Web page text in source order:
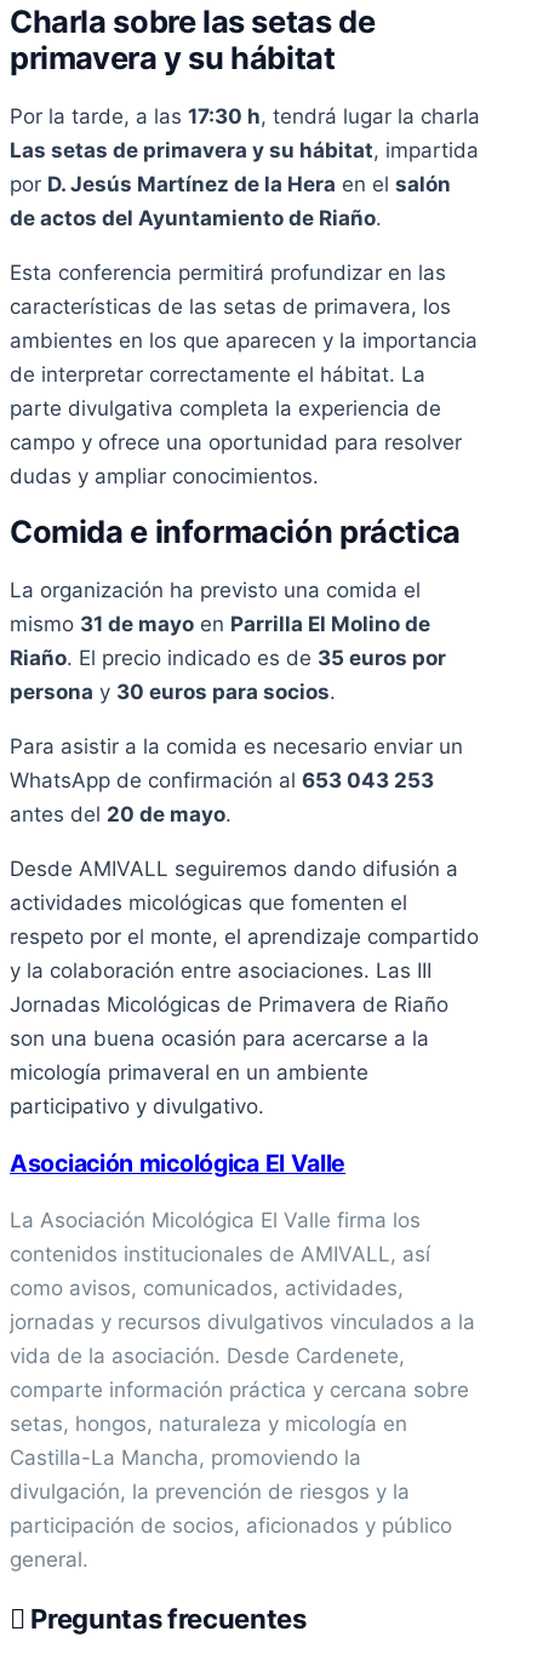
Charla sobre las setas de
primavera y su hábitat
Por la tarde, a las 17:30 h, tendrá lugar la charla
Las setas de primavera y su hábitat, impartida
por D. Jesús Martínez de la Hera en el salón
de actos del Ayuntamiento de Riaño.
Esta conferencia permitirá profundizar en las
características de las setas de primavera, los
ambientes en los que aparecen y la importancia
de interpretar correctamente el hábitat. La
parte divulgativa completa la experiencia de
campo y ofrece una oportunidad para resolver
dudas y ampliar conocimientos.
Comida e información práctica
La organización ha previsto una comida el
mismo 31 de mayo en Parrilla El Molino de
Riaño. El precio indicado es de 35 euros por
persona y 30 euros para socios.
Para asistir a la comida es necesario enviar un
WhatsApp de confirmación al 653 043 253
antes del 20 de mayo.
Desde AMIVALL seguiremos dando difusión a
actividades micológicas que fomenten el
respeto por el monte, el aprendizaje compartido
y la colaboración entre asociaciones. Las III
Jornadas Micológicas de Primavera de Riaño
son una buena ocasión para acercarse a la
micología primaveral en un ambiente
participativo y divulgativo.
Asociación micológica El Valle
La Asociación Micológica El Valle firma los
contenidos institucionales de AMIVALL, así
como avisos, comunicados, actividades,
jornadas y recursos divulgativos vinculados a la
vida de la asociación. Desde Cardenete,
comparte información práctica y cercana sobre
setas, hongos, naturaleza y micología en
Castilla-La Mancha, promoviendo la
divulgación, la prevención de riesgos y la
participación de socios, aficionados y público
general.
Preguntas frecuentes